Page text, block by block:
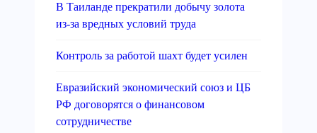
В Таиланде прекратили добычу золота
из-за вредных условий труда
Контроль за работой шахт будет усилен
Евразийский экономический союз и ЦБ
РФ договорятся о финансовом
сотрудничестве